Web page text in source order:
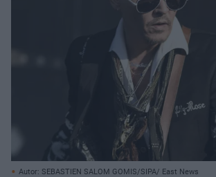
Autor: SEBASTIEN SALOM GOMIS/SIPA/ East News